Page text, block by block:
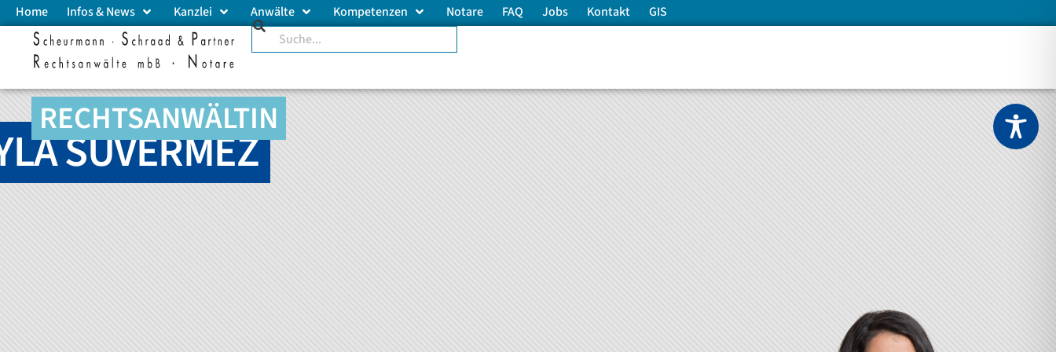
Home Infos & News Kanzlei Anwälte Kompetenzen Notare FAQ Jobs Kontakt GIS
RECHTSANWÄLTIN
SUVERMEZ